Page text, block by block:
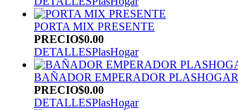
PORTA MIX PRESENTE
PRECIO$0.00
DETALLESPlasHogar
BAÑADOR EMPERADOR PLASHOGAR
PRECIO$0.00
DETALLESPlasHogar